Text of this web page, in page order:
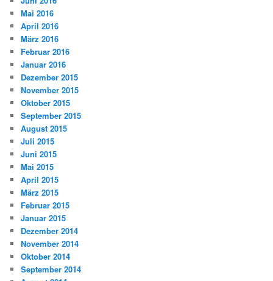
Mai 2016
April 2016
März 2016
Februar 2016
Januar 2016
Dezember 2015
November 2015
Oktober 2015
September 2015
August 2015
Juli 2015
Juni 2015
Mai 2015
April 2015
März 2015
Februar 2015
Januar 2015
Dezember 2014
November 2014
Oktober 2014
September 2014